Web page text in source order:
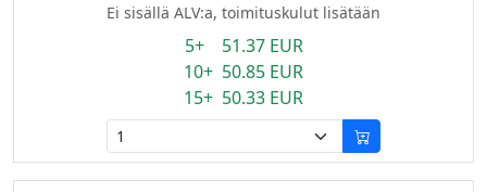
Ei sisällä ALV:a, toimituskulut lisätään
5+ 51.37 EUR
10+ 50.85 EUR
15+ 50.33 EUR